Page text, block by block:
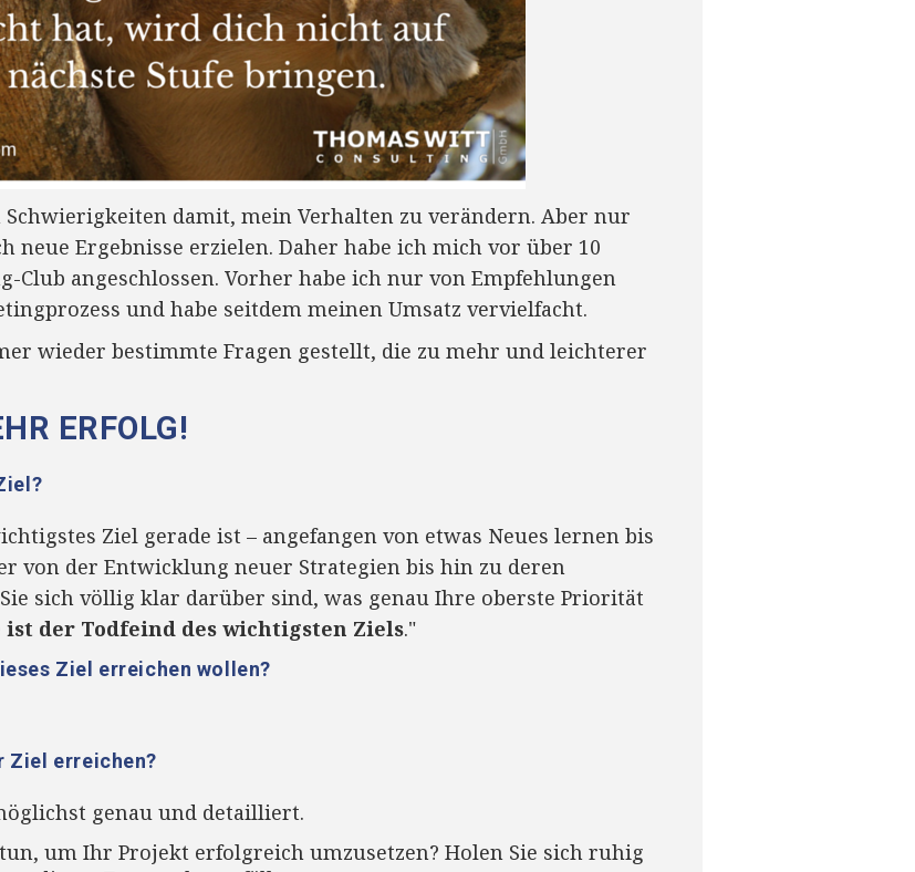
Schwierigkeiten damit, mein Verhalten zu verändern. Aber nur
neue Ergebnisse erzielen. Daher habe ich mich vor über 10
Club angeschlossen. Vorher habe ich nur von Empfehlungen
und habe seitdem meinen Umsatz vervielfacht.
wieder bestimmte Fragen gestellt, die zu mehr und leichterer
ERFOLG!
Ziel gerade ist – angefangen von etwas Neues lernen bis
von der Entwicklung neuer Strategien bis hin zu deren
sich völlig klar darüber sind, was genau Ihre oberste Priorität
ist der Todfeind des wichtigsten Ziels."
Ziel erreichen wollen?
Ziel erreichen?
genau und detailliert.
um Ihr Projekt erfolgreich umzusetzen? Holen Sie sich ruhig